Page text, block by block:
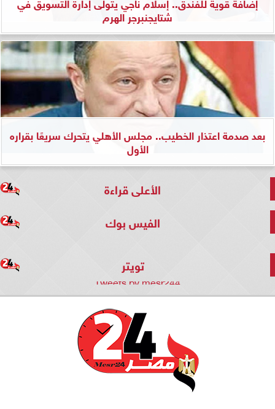
شتايجنبرجر الهرم
بعد صدمة اعتذار الخطيب.. مجلس الأهلي يتحرك سريعًا بقراره
الأول
الأعلى قراءة
الفيس بوك
تويتر
Tweets by mesr244